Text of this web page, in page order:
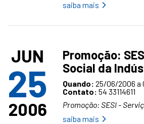
saiba mais
JUN
25
2006
Promoção:
Social da
Quando: 25/06/2006 a
Contato: 54 33114611
Promoção: SESI -
saiba mais